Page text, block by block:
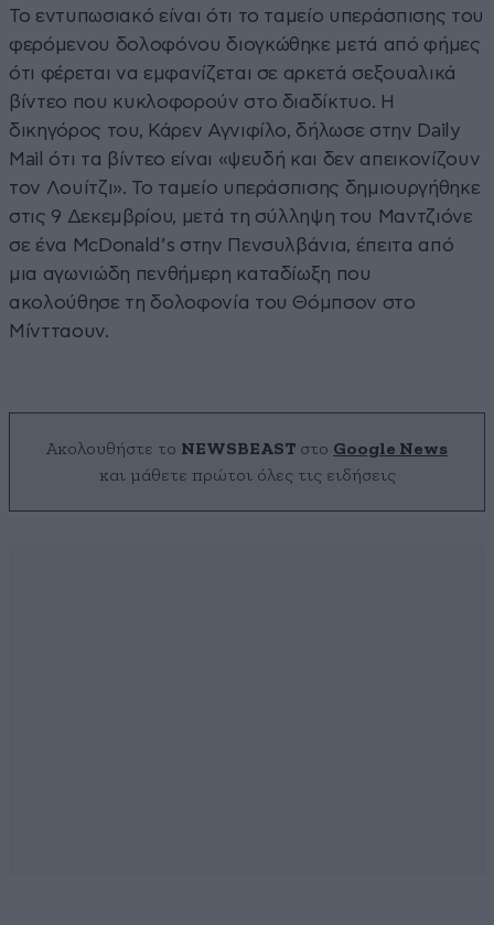
Το εντυπωσιακό είναι ότι το ταμείο υπεράσπισης του
φερόμενου δολοφόνου διογκώθηκε μετά από φήμες
ότι φέρεται να εμφανίζεται σε αρκετά σεξουαλικά
βίντεο που κυκλοφορούν στο διαδίκτυο. Η
δικηγόρος του, Κάρεν Αγνιφίλο, δήλωσε στην Daily
Mail ότι τα βίντεο είναι «ψευδή και δεν απεικονίζουν
τον Λουίτζι». Το ταμείο υπεράσπισης δημιουργήθηκε
στις 9 Δεκεμβρίου, μετά τη σύλληψη του Μαντζιόνε
σε ένα McDonald’s στην Πενσυλβάνια, έπειτα από
μια αγωνιώδη πενθήμερη καταδίωξη που
ακολούθησε τη δολοφονία του Θόμπσον στο
Μίντταουν.
Ακολουθήστε το NEWSBEAST στο Google News
και μάθετε πρώτοι όλες τις ειδήσεις